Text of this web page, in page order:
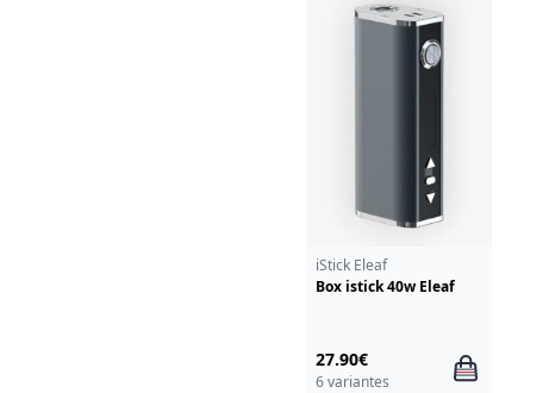
iStick Eleaf
Box istick 40w Eleaf
27.90€
6 variantes